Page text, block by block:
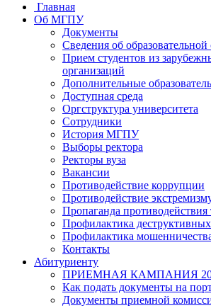
Главная
Об МГПУ
Документы
Сведения об образовательной
Прием студентов из
организаций
Дополнительные
Доступная среда
Оргструктура университета
Сотрудники
История МГПУ
Выборы ректора
Ректоры вуза
Вакансии
Противодействие коррупции
Противодействие
Пропаганда противодействия
Профилактика
Профилактика
Контакты
Абитуриенту
ПРИЕМНАЯ КАМПАНИЯ
Как подать документы на
Документы приемной